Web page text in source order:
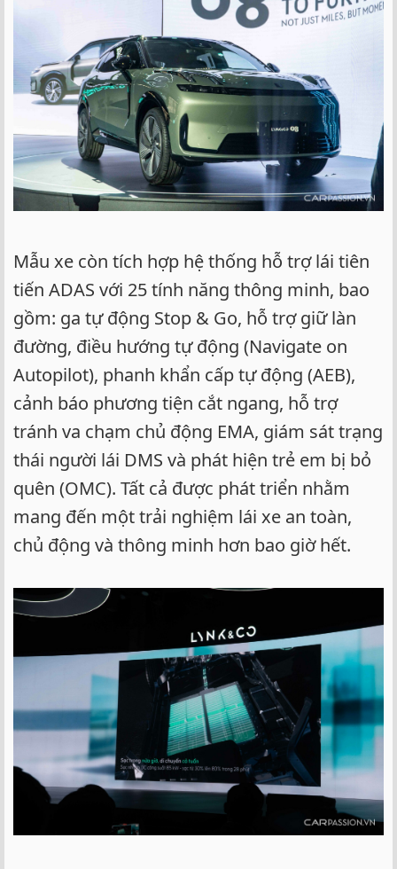
Mẫu xe còn tích hợp hệ thống hỗ trợ lái tiên
tiến ADAS với 25 tính năng thông minh, bao
gồm: ga tự động Stop & Go, hỗ trợ giữ làn
đường, điều hướng tự động (Navigate on
Autopilot), phanh khẩn cấp tự động (AEB),
cảnh báo phương tiện cắt ngang, hỗ trợ
tránh va chạm chủ động EMA, giám sát trạng
thái người lái DMS và phát hiện trẻ em bị bỏ
quên (OMC). Tất cả được phát triển nhằm
mang đến một trải nghiệm lái xe an toàn,
chủ động và thông minh hơn bao giờ hết.